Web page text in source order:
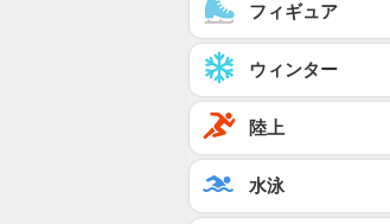
フィギュア
ウィンター
陸上
水泳